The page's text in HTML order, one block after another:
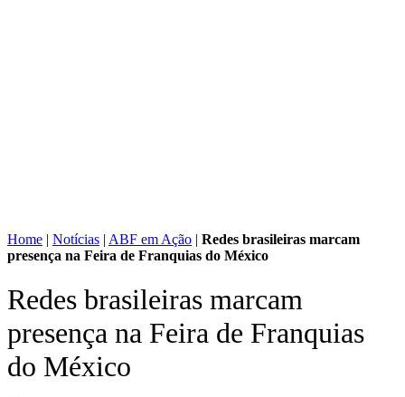
Home | Notícias | ABF em Ação | Redes brasileiras marcam
presença na Feira de Franquias do México
Redes brasileiras marcam
presença na Feira de Franquias
do México